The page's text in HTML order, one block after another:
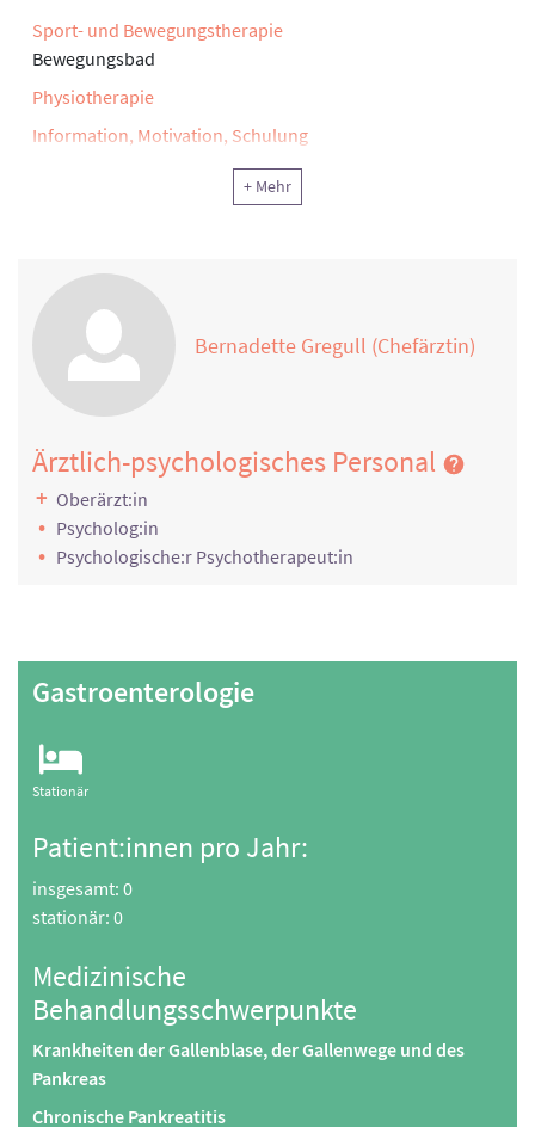
Sport- und Bewegungstherapie
Bewegungsbad
Physiotherapie
Information, Motivation, Schulung
Klinische Sozialarbeit, Sozialtherapie
Ergotherapie, Arbeitstherapie und andere funktionelle
Psychotherapie
Physikalische Therapie
Rekreationstherapie
Ernährung
Lehrküche
Sonstiger
Musiktherapie
Kunstherapie
medizinische Trainingstherapie
+ Mehr
Bernadette Gregull (Chefärztin)
Ärztlich-psychologisches Personal
Oberärzt:in
Psycholog:in
Psychologische:r Psychotherapeut:in
Gastroenterologie
Stationär
Patient:innen pro Jahr:
insgesamt: 0
stationär: 0
Medizinische
Behandlungsschwerpunkte
Krankheiten der Gallenblase, der Gallenwege und des
Pankreas
Chronische Pankreatitis